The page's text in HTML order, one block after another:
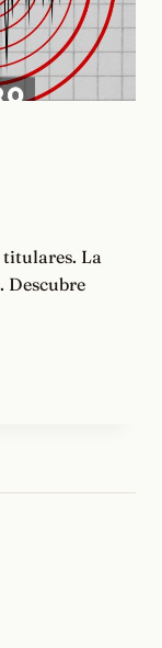
La
Descubre